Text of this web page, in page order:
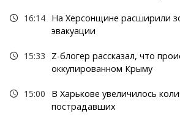
16:14 На Херсонщине расширили
эвакуации
15:33
Z-блогер рассказал, что
оккупированном Крыму
15:00
В Харькове увеличилось
пострадавших